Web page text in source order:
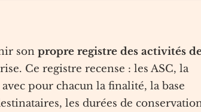
son propre registre des activités
Ce registre recense : les ASC, la
pour chacun la finalité, la base
les durées de